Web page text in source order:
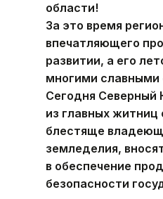
области!
За это время
впечатляющего
развитии, а его
многими славными
Сегодня Северный
из главных
блестяще
земледелия,
в обеспечение
безопасности